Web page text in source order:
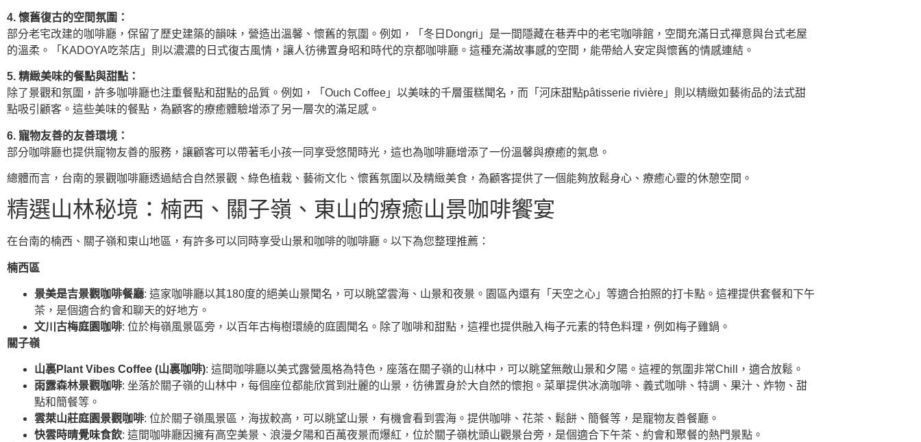
4. 懷舊復古的空間氛圍：
部分老宅改建的咖啡廳，保留了歷史建築的韻味，營造出溫馨、懷舊的氛圍。例如，「冬日Dongri」是一間隱藏在巷弄中的老宅咖啡館，空間充滿日式禪意與台式老屋
的溫柔。「KADOYA吃茶店」則以濃濃的日式復古風情，讓人彷彿置身昭和時代的京都咖啡廳。這種充滿故事感的空間，能帶給人安定與懷舊的情感連結。
5. 精緻美味的餐點與甜點：
除了景觀和氛圍，許多咖啡廳也注重餐點和甜點的品質。例如，「Ouch Coffee」以美味的千層蛋糕聞名，而「河床甜點pâtisserie rivière」則以精緻如藝術品的法式甜
點吸引顧客。這些美味的餐點，為顧客的療癒體驗增添了另一層次的滿足感。
6. 寵物友善的友善環境：
部分咖啡廳也提供寵物友善的服務，讓顧客可以帶著毛小孩一同享受悠閒時光，這也為咖啡廳增添了一份溫馨與療癒的氣息。
總體而言，台南的景觀咖啡廳透過結合自然景觀、綠色植栽、藝術文化、懷舊氛圍以及精緻美食，為顧客提供了一個能夠放鬆身心、療癒心靈的休憩空間。
精選山林秘境：楠西、關子嶺、東山的療癒山景咖啡饗宴
在台南的楠西、關子嶺和東山地區，有許多可以同時享受山景和咖啡的咖啡廳。以下為您整理推薦：
楠西區
景美是吉景觀咖啡餐廳: 這家咖啡廳以其180度的絕美山景聞名，可以眺望雲海、山景和夜景。園區內還有「天空之心」等適合拍照的打卡點。這裡提供套餐和下午
茶，是個適合約會和聊天的好地方。
文川古梅庭園咖啡: 位於梅嶺風景區旁，以百年古梅樹環繞的庭園聞名。除了咖啡和甜點，這裡也提供融入梅子元素的特色料理，例如梅子雞鍋。
關子嶺
山裏Plant Vibes Coffee (山裏咖啡): 這間咖啡廳以美式露營風格為特色，座落在關子嶺的山林中，可以眺望無敵山景和夕陽。這裡的氛圍非常Chill，適合放鬆。
雨露森林景觀咖啡: 坐落於關子嶺的山林中，每個座位都能欣賞到壯麗的山景，彷彿置身於大自然的懷抱。菜單提供冰滴咖啡、義式咖啡、特調、果汁、炸物、甜
點和簡餐等。
雲萊山莊庭園景觀咖啡: 位於關子嶺風景區，海拔較高，可以眺望山景，有機會看到雲海。提供咖啡、花茶、鬆餅、簡餐等，是寵物友善餐廳。
快雲時晴覺味食飲: 這間咖啡廳因擁有高空美景、浪漫夕陽和百萬夜景而爆紅，位於關子嶺枕頭山觀景台旁，是個適合下午茶、約會和聚餐的熱門景點。